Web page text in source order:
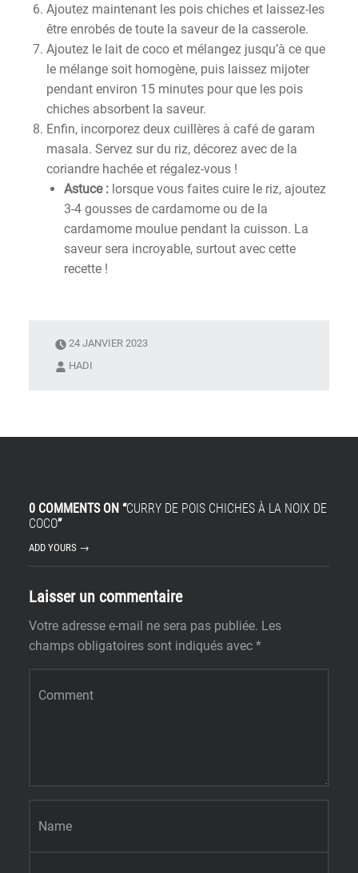
Ajoutez maintenant les pois chiches et laissez-les
être enrobés de toute la saveur de la casserole.
Ajoutez le lait de coco et mélangez jusqu’à ce que
le mélange soit homogène, puis laissez mijoter
pendant environ 15 minutes pour que les pois
chiches absorbent la saveur.
Enfin, incorporez deux cuillères à café de garam
masala. Servez sur du riz, décorez avec de la
coriandre hachée et régalez-vous !
Astuce : lorsque vous faites cuire le riz, ajoutez
3-4 gousses de cardamome ou de la
cardamome moulue pendant la cuisson. La
saveur sera incroyable, surtout avec cette
recette !
24 JANVIER 2023
HADI
0 COMMENTS ON “CURRY DE POIS CHICHES À LA NOIX DE
COCO”
ADD YOURS →
Laisser un commentaire
Votre adresse e-mail ne sera pas publiée. Les
champs obligatoires sont indiqués avec *